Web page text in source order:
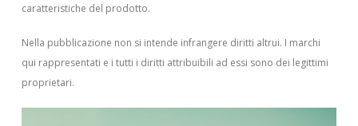
caratteristiche del prodotto.
Nella pubblicazione non si intende infrangere diritti altrui. I marchi
qui rappresentati e i tutti i diritti attribuibili ad essi sono dei legittimi
proprietari.